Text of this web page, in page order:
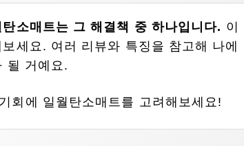
탄소매트는 그 해결책 중 하나입니다. 이
세요. 여러 리뷰와 특징을 참고해 나에
될 거예요.
회에 일월탄소매트를 고려해보세요!